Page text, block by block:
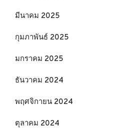
มีนาคม 2025
กุมภาพันธ์ 2025
มกราคม 2025
ธันวาคม 2024
พฤศจิกายน 2024
ตุลาคม 2024